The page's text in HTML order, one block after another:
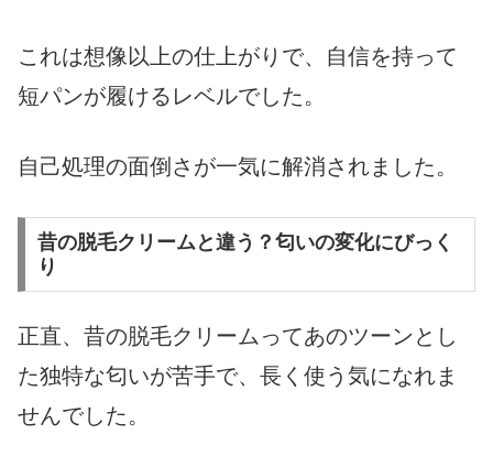
これは想像以上の仕上がりで、自信を持って
短パンが履けるレベルでした。
自己処理の面倒さが一気に解消されました。
昔の脱毛クリームと違う？匂いの変化にびっく
り
正直、昔の脱毛クリームってあのツーンとし
た独特な匂いが苦手で、長く使う気になれま
せんでした。